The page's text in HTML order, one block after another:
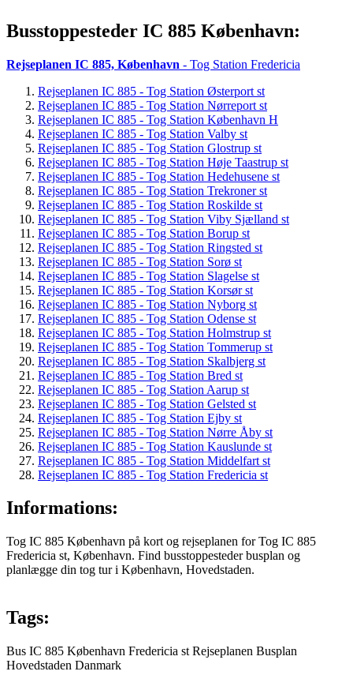
Busstoppesteder IC 885 København:
Rejseplanen IC 885, København - Tog Station Fredericia
Rejseplanen IC 885 - Tog Station Østerport st
Rejseplanen IC 885 - Tog Station Nørreport st
Rejseplanen IC 885 - Tog Station København H
Rejseplanen IC 885 - Tog Station Valby st
Rejseplanen IC 885 - Tog Station Glostrup st
Rejseplanen IC 885 - Tog Station Høje Taastrup st
Rejseplanen IC 885 - Tog Station Hedehusene st
Rejseplanen IC 885 - Tog Station Trekroner st
Rejseplanen IC 885 - Tog Station Roskilde st
Rejseplanen IC 885 - Tog Station Viby Sjælland st
Rejseplanen IC 885 - Tog Station Borup st
Rejseplanen IC 885 - Tog Station Ringsted st
Rejseplanen IC 885 - Tog Station Sorø st
Rejseplanen IC 885 - Tog Station Slagelse st
Rejseplanen IC 885 - Tog Station Korsør st
Rejseplanen IC 885 - Tog Station Nyborg st
Rejseplanen IC 885 - Tog Station Odense st
Rejseplanen IC 885 - Tog Station Holmstrup st
Rejseplanen IC 885 - Tog Station Tommerup st
Rejseplanen IC 885 - Tog Station Skalbjerg st
Rejseplanen IC 885 - Tog Station Bred st
Rejseplanen IC 885 - Tog Station Aarup st
Rejseplanen IC 885 - Tog Station Gelsted st
Rejseplanen IC 885 - Tog Station Ejby st
Rejseplanen IC 885 - Tog Station Nørre Åby st
Rejseplanen IC 885 - Tog Station Kauslunde st
Rejseplanen IC 885 - Tog Station Middelfart st
Rejseplanen IC 885 - Tog Station Fredericia st
Informations:
Tog IC 885 København på kort og rejseplanen for Tog IC 885
Fredericia st, København. Find busstoppesteder busplan og
planlægge din tog tur i København, Hovedstaden.
Tags:
Bus IC 885 København Fredericia st Rejseplanen Busplan
Hovedstaden Danmark